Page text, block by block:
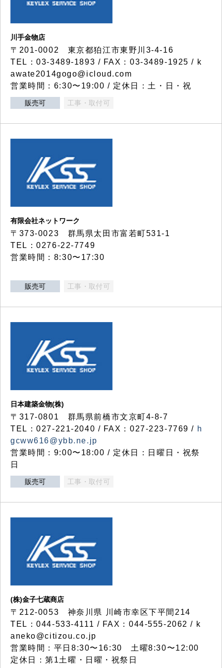
川手金物店
〒201-0002 東京都狛江市東野川3-4-16
TEL：03-3489-1893 / FAX：03-3489-1925 / k
awate2014gogo@icloud.com
営業時間：6:30〜19:00 / 定休日：土・日・祝
販売可 工事・取付可
有限会社ネットワーク
〒373-0023 群馬県太田市富若町531-1
TEL：0276-22-7749
営業時間：8:30〜17:30
販売可 工事・取付可
日本建築金物(株)
〒317‐0801 群馬県前橋市文京町4-8-7
TEL：027-221-2040 / FAX：027-223-7769 / h
gcww616@ybb.ne.jp
営業時間：9:00〜18:00 / 定休日：日曜日・祝祭
日
販売可 工事・取付可
(株)金子七蔵商店
〒212-0053 神奈川県 川崎市幸区下平間214
TEL：044-533-4111 / FAX：044-555-2062 / k
aneko@citizou.co.jp
営業時間：平日8:30〜16:30 土曜8:30〜12:00
定休日：第1土曜・日曜・祝祭日